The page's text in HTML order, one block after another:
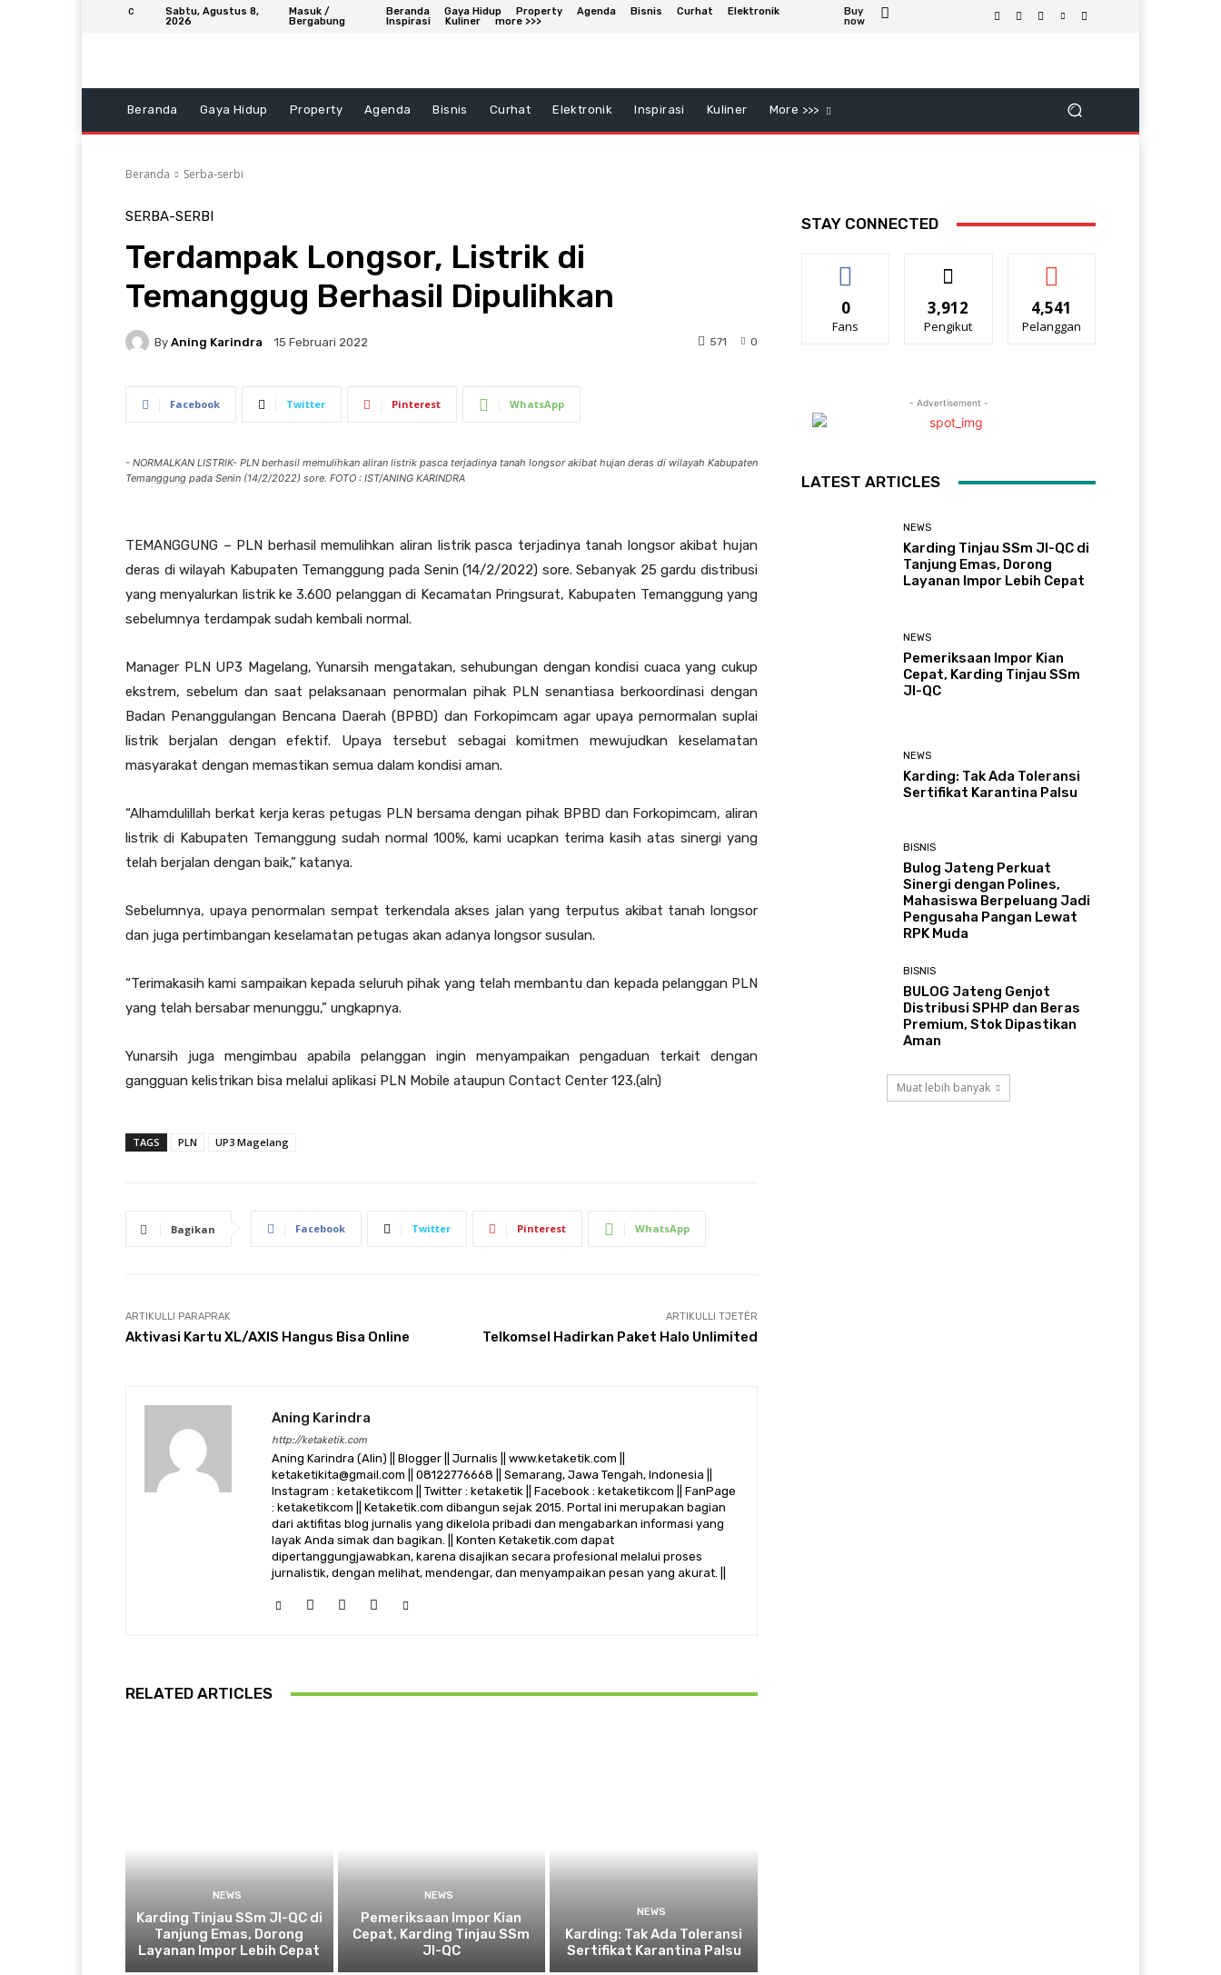
C
Sabtu, Agustus 8,
2026
Masuk /
Bergabung
Beranda Gaya Hidup Property Agenda Bisnis Curhat
Elektronik
Inspirasi
Kuliner more >>>
Buy
now
Beranda Gaya Hidup Property Agenda Bisnis Curhat Elektronik Inspirasi Kuliner More >>>
Beranda Serba-serbi
SERBA-SERBI
Terdampak Longsor, Listrik di
Temanggug Berhasil Dipulihkan
By Aning Karindra 15 Februari 2022 0
571
Facebook Twitter Pinterest WhatsApp
- NORMALKAN LISTRIK- PLN berhasil memulihkan aliran listrik pasca terjadinya tanah longsor akibat hujan deras di wilayah Kabupaten
Temanggung pada Senin (14/2/2022) sore. FOTO : IST/ANING KARINDRA
TEMANGGUNG – PLN berhasil memulihkan aliran listrik pasca terjadinya tanah longsor akibat hujan
deras di wilayah Kabupaten Temanggung pada Senin (14/2/2022) sore. Sebanyak 25 gardu distribusi
yang menyalurkan listrik ke 3.600 pelanggan di Kecamatan Pringsurat, Kabupaten Temanggung yang
sebelumnya terdampak sudah kembali normal.
Manager PLN UP3 Magelang, Yunarsih mengatakan, sehubungan dengan kondisi cuaca yang cukup
ekstrem, sebelum dan saat pelaksanaan penormalan pihak PLN senantiasa berkoordinasi dengan
Badan Penanggulangan Bencana Daerah (BPBD) dan Forkopimcam agar upaya pernormalan suplai
listrik berjalan dengan efektif. Upaya tersebut sebagai komitmen mewujudkan keselamatan
masyarakat dengan memastikan semua dalam kondisi aman.
“Alhamdulillah berkat kerja keras petugas PLN bersama dengan pihak BPBD dan Forkopimcam, aliran
listrik di Kabupaten Temanggung sudah normal 100%, kami ucapkan terima kasih atas sinergi yang
telah berjalan dengan baik,” katanya.
Sebelumnya, upaya penormalan sempat terkendala akses jalan yang terputus akibat tanah longsor
dan juga pertimbangan keselamatan petugas akan adanya longsor susulan.
“Terimakasih kami sampaikan kepada seluruh pihak yang telah membantu dan kepada pelanggan PLN
yang telah bersabar menunggu,” ungkapnya.
Yunarsih juga mengimbau apabila pelanggan ingin menyampaikan pengaduan terkait dengan
gangguan kelistrikan bisa melalui aplikasi PLN Mobile ataupun Contact Center 123.(aln)
TAGS PLN UP3 Magelang
Bagikan Facebook Twitter Pinterest WhatsApp
ARTIKULLI PARAPRAK
Aktivasi Kartu XL/AXIS Hangus Bisa Online
ARTIKULLI TJETËR
Telkomsel Hadirkan Paket Halo Unlimited
Aning Karindra
http://ketaketik.com
Aning Karindra (Alin) || Blogger || Jurnalis || www.ketaketik.com ||
ketaketikita@gmail.com || 08122776668 || Semarang, Jawa Tengah, Indonesia ||
Instagram : ketaketikcom || Twitter : ketaketik || Facebook : ketaketikcom || FanPage
: ketaketikcom || Ketaketik.com dibangun sejak 2015. Portal ini merupakan bagian
dari aktifitas blog jurnalis yang dikelola pribadi dan mengabarkan informasi yang
layak Anda simak dan bagikan. || Konten Ketaketik.com dapat
dipertanggungjawabkan, karena disajikan secara profesional melalui proses
jurnalistik, dengan melihat, mendengar, dan menyampaikan pesan yang akurat. ||
RELATED ARTICLES
NEWS
Karding Tinjau SSm JI-QC di
Tanjung Emas, Dorong
Layanan Impor Lebih Cepat
NEWS
Pemeriksaan Impor Kian
Cepat, Karding Tinjau SSm
JI-QC
NEWS
Karding: Tak Ada Toleransi
Sertifikat Karantina Palsu
STAY CONNECTED
0
Fans
3,912
Pengikut
4,541
Pelanggan
- Advertisement -
LATEST ARTICLES
NEWS
Karding Tinjau SSm JI-QC di
Tanjung Emas, Dorong
Layanan Impor Lebih Cepat
NEWS
Pemeriksaan Impor Kian
Cepat, Karding Tinjau SSm
JI-QC
NEWS
Karding: Tak Ada Toleransi
Sertifikat Karantina Palsu
BISNIS
Bulog Jateng Perkuat
Sinergi dengan Polines,
Mahasiswa Berpeluang Jadi
Pengusaha Pangan Lewat
RPK Muda
BISNIS
BULOG Jateng Genjot
Distribusi SPHP dan Beras
Premium, Stok Dipastikan
Aman
Muat lebih banyak